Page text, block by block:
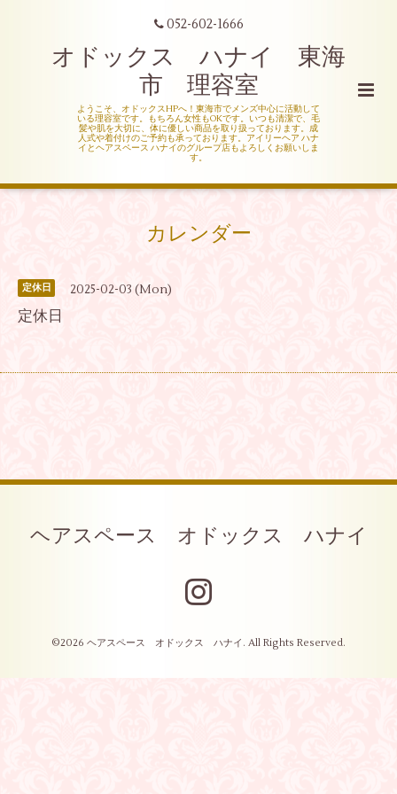
052-602-1666
オドックス ハナイ 東海
市 理容室
ようこそ、オドックスHPへ！東海市でメンズ中心に活動して
いる理容室です。もちろん女性もOKです。いつも清潔で、毛
髪や肌を大切に、体に優しい商品を取り扱っております。成
人式や着付けのご予約も承っております。アイリーヘア ハナ
イとヘアスペース ハナイのグループ店もよろしくお願いしま
す。
カレンダー
定休日 2025-02-03 (Mon)
定休日
ヘアスペース オドックス ハナイ
©2026 ヘアスペース オドックス ハナイ . All Rights Reserved.